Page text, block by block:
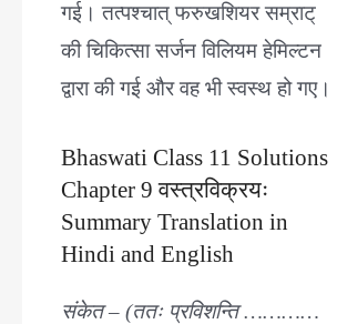
गई। तत्पश्चात् फरुखशियर सम्राट्
की चिकित्सा सर्जन विलियम हेमिल्टन
द्वारा की गई और वह भी स्वस्थ हो गए।
Bhaswati Class 11 Solutions
Chapter 9 वस्त्रविक्रयः
Summary Translation in
Hindi and English
संकेत – (ततः प्रविशन्ति …………